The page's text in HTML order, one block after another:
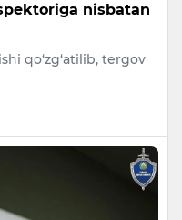
nisbatan
qo‘zg‘atilib, tergov